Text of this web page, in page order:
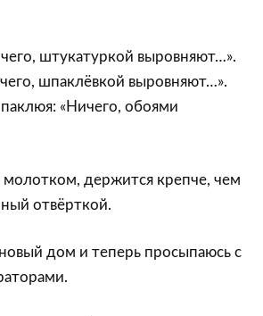
штукатуркой выровняют…».
шпаклёвкой выровняют…».
«Ничего, обоями
держится крепче, чем
отвёрткой.
дом и теперь просыпаюсь с